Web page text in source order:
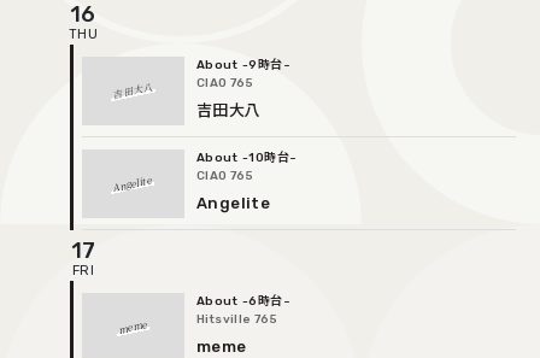
16
吉田大八
-9時台
CIAO 765
吉田大八
Angelite
-10時台
CIAO 765
Angelite
17
meme
-6時台
Hitsville 765
meme